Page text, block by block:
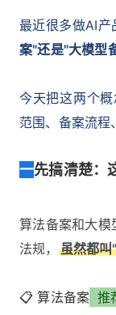
最近很多做AI
案"还是"大模型
今天把这两个
范围、备案流程
一先搞清楚：
算法备案和大模
法规， 虽然都
📋 算法备案 推